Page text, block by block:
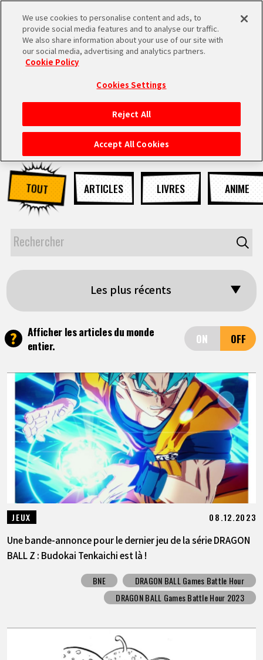
MEN
ACCUEIL
NEWS
À NE PAS MANQUER
VIDÉOS
ARTICLES
LANGUAGE
JP
EN FR DE ES
NEWS
TOUT ARTICLES LIVRES ANIME
Les plus récents
?
Afficher les articles du monde
entier.
JEUX 08.12.2023
Une bande-annonce pour le dernier jeu de la série DRAGON
BALL Z : Budokai Tenkaichi est là !
BNE
DRAGON BALL Games Battle Hour
DRAGON BALL Games Battle Hour 2023
We use cookies to personalise content and ads, to
provide social media features and to analyse our traffic.
We also share information about your use of our site with
our social media, advertising and analytics partners.
Cookie Policy
Cookies Settings
Reject All
Accept All Cookies